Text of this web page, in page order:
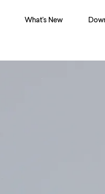
What's New